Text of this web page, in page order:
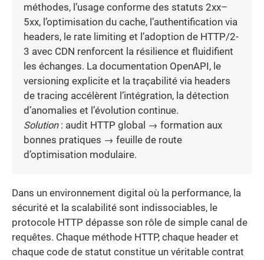
méthodes, l’usage conforme des statuts 2xx–
5xx, l’optimisation du cache, l’authentification via
headers, le rate limiting et l’adoption de HTTP/2-
3 avec CDN renforcent la résilience et fluidifient
les échanges. La documentation OpenAPI, le
versioning explicite et la traçabilité via headers
de tracing accélèrent l’intégration, la détection
d’anomalies et l’évolution continue.
Solution: audit HTTP global → formation aux
bonnes pratiques → feuille de route
d’optimisation modulaire.
Dans un environnement digital où la performance, la
sécurité et la scalabilité sont indissociables, le
protocole HTTP dépasse son rôle de simple canal de
requêtes. Chaque méthode HTTP, chaque header et
chaque code de statut constitue un véritable contrat